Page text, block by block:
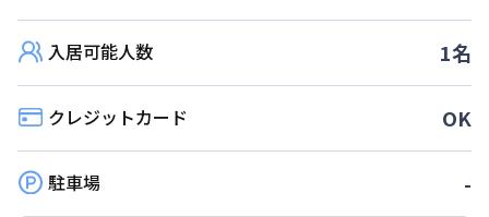
入居可能人数 1名
クレジットカード OK
駐車場 -